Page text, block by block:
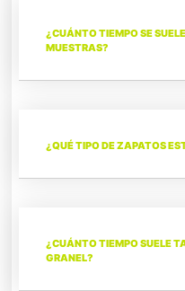
¿CUÁNTO TIEMPO SE
MUESTRAS?
¿QUÉ TIPO DE ZAPATOS
¿CUÁNTO TIEMPO SUELE
GRANEL?